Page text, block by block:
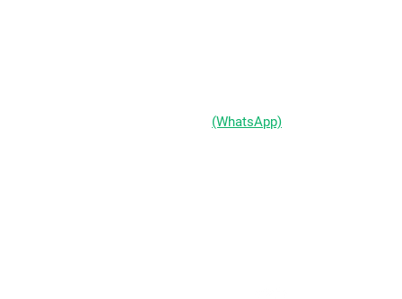
(WhatsApp)